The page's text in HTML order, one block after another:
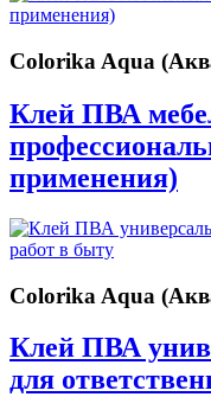
Colorika Aqua
Клей ПВА
применения)
Colorika Aqua
Клей ПВА
для